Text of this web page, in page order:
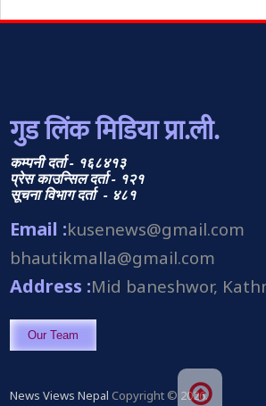
गुड लिंक मिडिया प्रा.ली.
कम्पनी दर्ता - १६८४१३
प्रेस काउन्सिल दर्ता - १२१
सूचना विभाग दर्ता - ४८१
Email :kusenews@gmail.com
bhautikmalla@gmail.com
Address :Mid baneshwor,
Our Team
News Views Nepal Copyright © 2026.